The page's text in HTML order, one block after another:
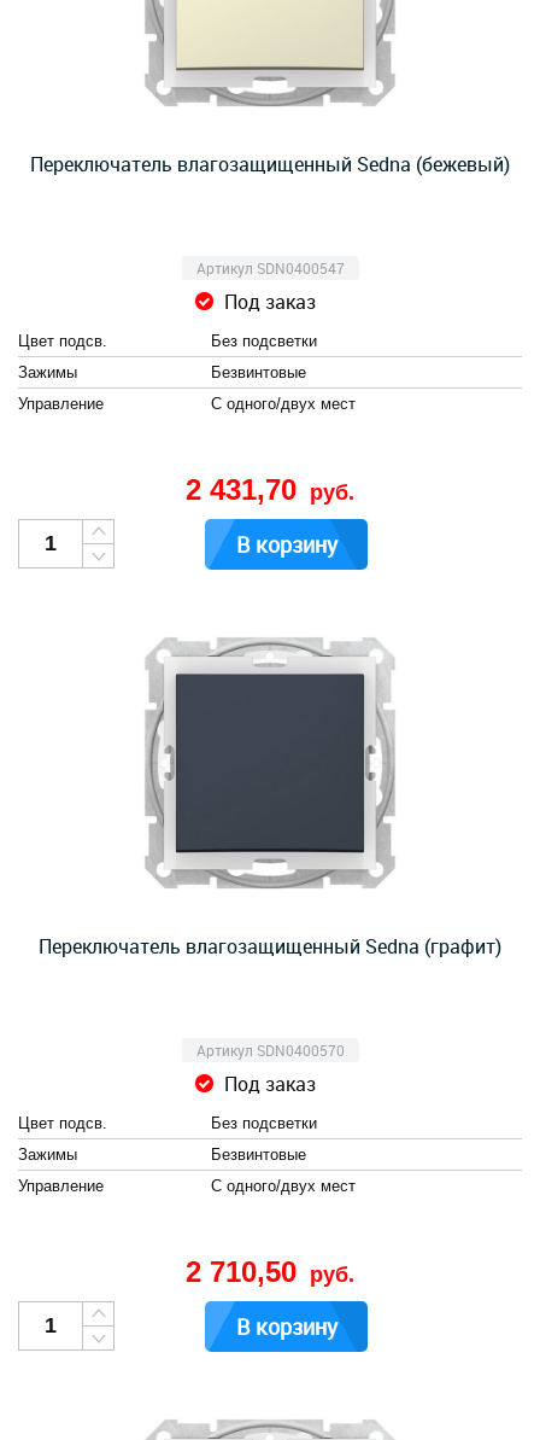
Переключатель влагозащищенный Sedna (бежевый)
Артикул SDN0400547
Под заказ
Цвет подсв.
Без подсветки
Зажимы
Безвинтовые
Управление
С одного/двух мест
2 431,70 руб.
В корзину
Переключатель влагозащищенный Sedna (графит)
Артикул SDN0400570
Под заказ
Цвет подсв.
Без подсветки
Зажимы
Безвинтовые
Управление
С одного/двух мест
2 710,50 руб.
В корзину